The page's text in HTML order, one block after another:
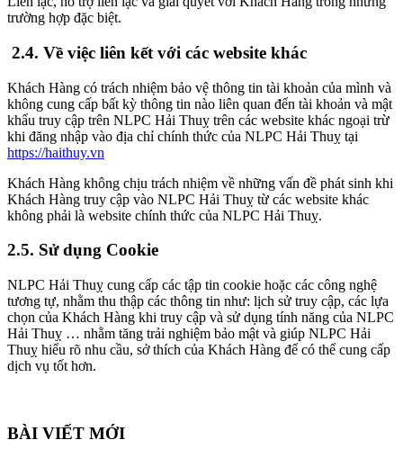
trường hợp đặc biệt.
2.4. Về việc liên kết với các website khác
Khách Hàng có trách nhiệm bảo vệ thông tin tài khoản của mình và
không cung cấp bất kỳ thông tin nào liên quan đến tài khoản và mật
khẩu truy cập trên NLPC Hải Thuỵ trên các website khác ngoại trừ
khi đăng nhập vào địa chỉ chính thức của NLPC Hải Thuỵ tại
https://haithuy.vn
Khách Hàng không chịu trách nhiệm về những vấn đề phát sinh khi
Khách Hàng truy cập vào NLPC Hải Thuỵ từ các website khác
không phải là website chính thức của NLPC Hải Thuỵ.
2.5. Sử dụng Cookie
NLPC Hải Thuỵ cung cấp các tập tin cookie hoặc các công nghệ
tương tự, nhằm thu thập các thông tin như: lịch sử truy cập, các lựa
chọn của Khách Hàng khi truy cập và sử dụng tính năng của NLPC
Hải Thuỵ … nhằm tăng trải nghiệm bảo mật và giúp NLPC Hải
Thuỵ hiểu rõ nhu cầu, sở thích của Khách Hàng để có thể cung cấp
dịch vụ tốt hơn.
BÀI VIẾT MỚI